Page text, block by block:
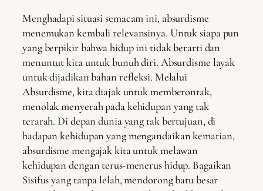
Menghadapi situasi semacam ini, absurdisme
menemukan kembali relevansinya. Untuk siapa pun
yang berpikir bahwa hidup ini tidak berarti dan
menuntut kita untuk bunuh diri. Absurdisme layak
untuk dijadikan bahan refleksi. Melalui
Absurdisme, kita diajak untuk memberontak,
menolak menyerah pada kehidupan yang tak
terarah. Di depan dunia yang tak bertujuan, di
hadapan kehidupan yang mengandaikan kematian,
absurdisme mengajak kita untuk melawan
kehidupan dengan terus-menerus hidup. Bagaikan
Sisifus yang tanpa lelah, mendorong batu besar